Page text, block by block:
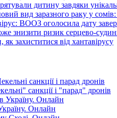
дитину завдяки
вид заразного раку у
ВООЗ оголосила дату
знизити ризик серцево-
захиститися від хантавірусу
санкції і "парад" дронів
Онлайн